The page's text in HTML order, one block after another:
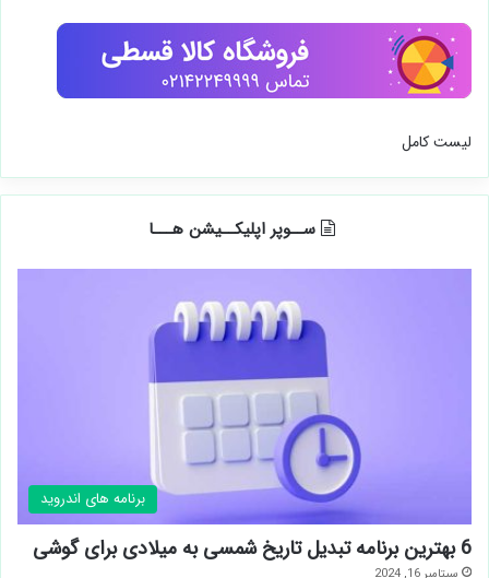
لیست کامل
ســوپر اپلیکــیشن هـــا
برنامه های اندروید
6 بهترین برنامه تبدیل تاریخ شمسی به میلادی برای گوشی